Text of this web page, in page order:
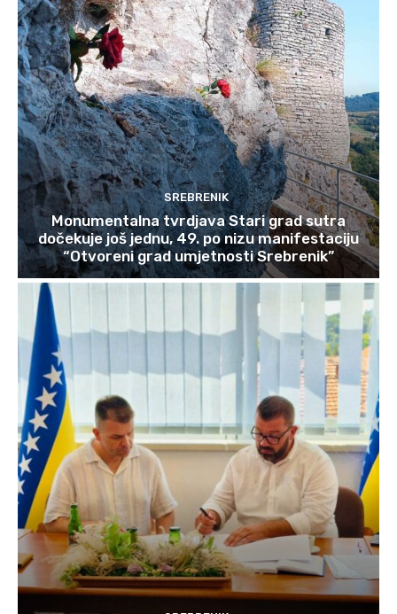
SREBRENIK
Monumentalna tvrdjava Stari grad sutra
dočekuje još jednu, 49. po nizu manifestaciju
“Otvoreni grad umjetnosti Srebrenik”